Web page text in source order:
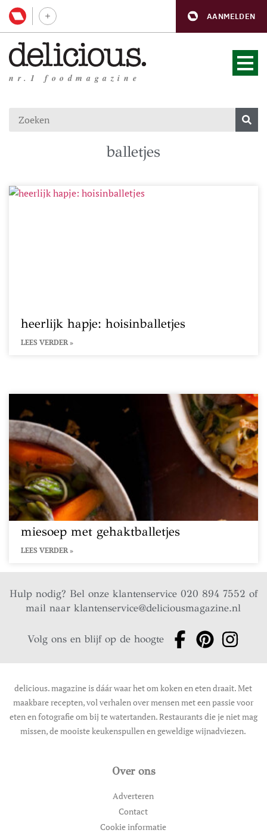
AANMELDEN
nr.1 foodmagazine
balletjes
heerlijk hapje: hoisinballetjes
LEES VERDER »
miesoep met gehaktballetjes
LEES VERDER »
Hulp nodig? Bel onze klantenservice 020 894 7552 of
mail naarklantenservice@deliciousmagazine.nl
Volg ons en blijf op de hoogte
delicious. magazine is dáár waar het om koken en eten draait. Met
maakbare recepten, vol verhalen over mensen met een passie voor
eten en fotografie om bij te watertanden. Restaurants die je niet mag
missen, de mooiste keukenspullen en geweldige wijnadviezen.
Over ons
Adverteren
Contact
Cookie informatie